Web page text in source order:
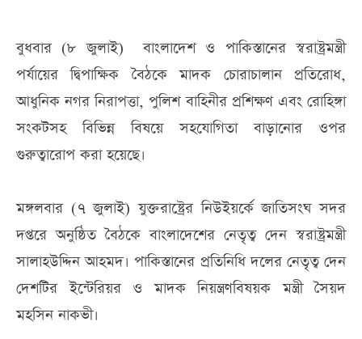
বুধবার (৮ জুলাই) বাংলাদেশ ও পাকিস্তানের স্বরাষ্ট্রমন্ত্রী
পর্যায়ের দ্বিপাক্ষিক বৈঠকে মাদক চোরাচালান প্রতিরোধ,
আধুনিক নগর নিরাপত্তা, পুলিশ বাহিনীর প্রশিক্ষণ এবং রোহিঙ্গা
সংকটসহ বিভিন্ন বিষয়ে সহযোগিতা বাড়ানোর ওপর
গুরুত্বারোপ করা হয়েছে।
মঙ্গলবার (৭ জুলাই) যুক্তরাষ্ট্রের নিউইয়র্কে জাতিসংঘ সদর
দপ্তরে অনুষ্ঠিত বৈঠকে বাংলাদেশের নেতৃত্ব দেন স্বরাষ্ট্রমন্ত্রী
সালাহউদ্দিন আহমদ। পাকিস্তানের প্রতিনিধি দলের নেতৃত্ব দেন
দেশটির ইন্টেরিয়র ও মাদক নিয়ন্ত্রণবিষয়ক মন্ত্রী সৈয়দ
মহসিন নাকভী।